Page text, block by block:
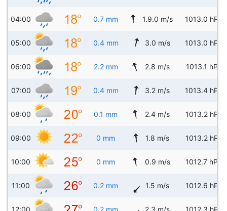
04:00 0.7 mm 1.9.0 m/s 1013.0 hPa
05:00 0.4 mm 3.0 m/s 1013.0 hPa
06:00 2.2 mm 2.8 m/s 1013.1 hPa
07:00 0.4 mm 3.2 m/s 1013.4 hPa
08:00 0.1 mm 2.4 m/s 1013.2 hPa
09:00 0 mm 1.8 m/s 1013.2 hPa
10:00 0 mm 0.9 m/s 1012.7 hPa
11:00 0.2 mm 1.5 m/s 1012.6 hPa
12:00 0.2 mm 2.3 m/s 1012.3 hPa